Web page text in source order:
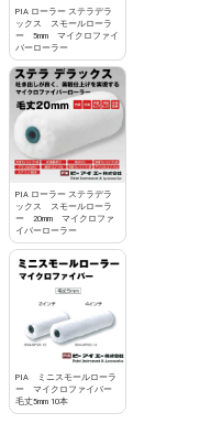
PIA ローラー ステラデラ
ックス スモールローラ
ー 5mm マイクロファイ
バーローラー
PIA ローラー ステラデラ
ックス スモールローラ
ー 20mm マイクロファ
イバーローラー
PIA ミニスモールローラ
ー マイクロファイバー
毛丈5mm 10本